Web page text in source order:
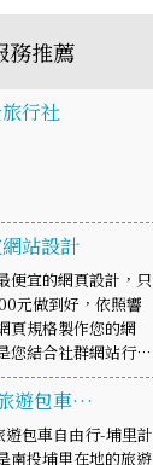
務推薦
行社
站設計
便宜的網頁設計，只
元做到好，依照響
頁規格製作您的網
您結合社群網站行…
遊包車…
遊包車自由行-埔里計
南投埔里在地的旅遊